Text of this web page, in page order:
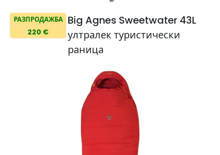
РАЗПРОДАЖБА
220 €
Big Agnes Sweetwater 43L
ултралек туристически
раница